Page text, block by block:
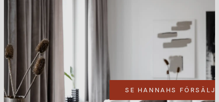
SE HANNAHS